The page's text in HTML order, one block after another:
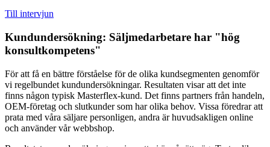
Till intervjun
Kundundersökning: Säljmedarbetare har "hög
konsultkompetens"
För att få en bättre förståelse för de olika kundsegmenten genomför
vi regelbundet kundundersökningar. Resultaten visar att det inte
finns någon typisk Masterflex-kund. Det finns partners från handeln,
OEM-företag och slutkunder som har olika behov. Vissa föredrar att
prata med våra säljare personligen, andra är huvudsakligen online
och använder vår webbshop.